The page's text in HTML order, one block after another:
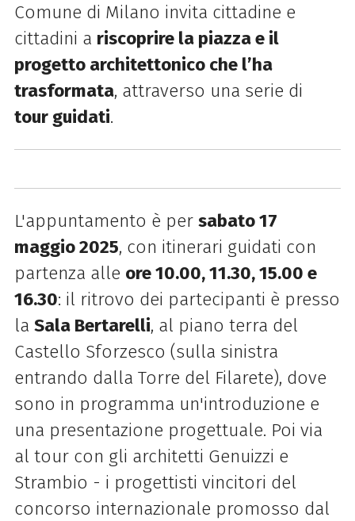
Comune di Milano invita cittadine e
cittadini a riscoprire la piazza e il
progetto architettonico che l’ha
trasformata, attraverso una serie di
tour guidati.
L'appuntamento è per sabato 17
maggio 2025, con itinerari guidati con
partenza alle ore 10.00, 11.30, 15.00 e
16.30: il ritrovo dei partecipanti è presso
la Sala Bertarelli, al piano terra del
Castello Sforzesco (sulla sinistra
entrando dalla Torre del Filarete), dove
sono in programma un'introduzione e
una presentazione progettuale. Poi via
al tour con gli architetti Genuizzi e
Strambio - i progettisti vincitori del
concorso internazionale promosso dal